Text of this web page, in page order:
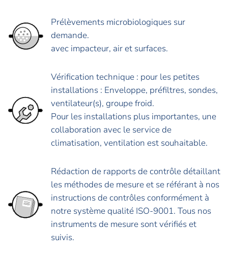
Prélèvements microbiologiques sur
demande.
avec impacteur, air et surfaces.
Vérification technique : pour les petites
installations : Enveloppe, préfiltres, sondes,
ventilateur(s), groupe froid.
Pour les installations plus importantes, une
collaboration avec le service de
climatisation, ventilation est souhaitable.
Rédaction de rapports de contrôle détaillant
les méthodes de mesure et se référant à nos
instructions de contrôles conformément à
notre système qualité ISO-9001. Tous nos
instruments de mesure sont vérifiés et
suivis.